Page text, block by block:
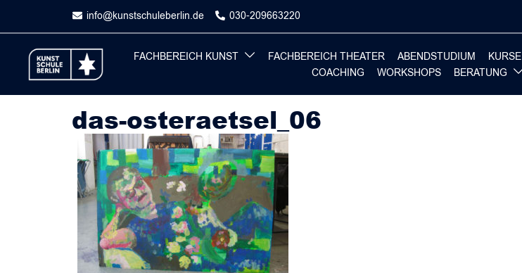
content
info@kunstschuleberlin.de 030-209663220
FACHBEREICH KUNST FACHBEREICH THEATER ABENDSTUDIUM KURSE
COACHING
WORKSHOPS BERATUNG
das-osteraetsel_06